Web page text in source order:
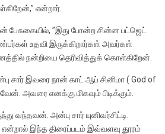
என்றார்.
பேசுகையில், ”இது போன்ற சின்ன பட்ஜெட்
உதவி இருக்கிறார்கள் அவர்கள்
நன்றியை தெரிவித்துக் கொள்கிறேன்.
சார் இவரை நான் காட் ஆப் சினிமா ( God of
அவரை எனக்கு மிகவும் பிடிக்கும்.
வந்தவன். அன்பு சார் யுனிவர்சிட்டி.
இந்த திரைப்படம் இவ்வளவு தூரம்